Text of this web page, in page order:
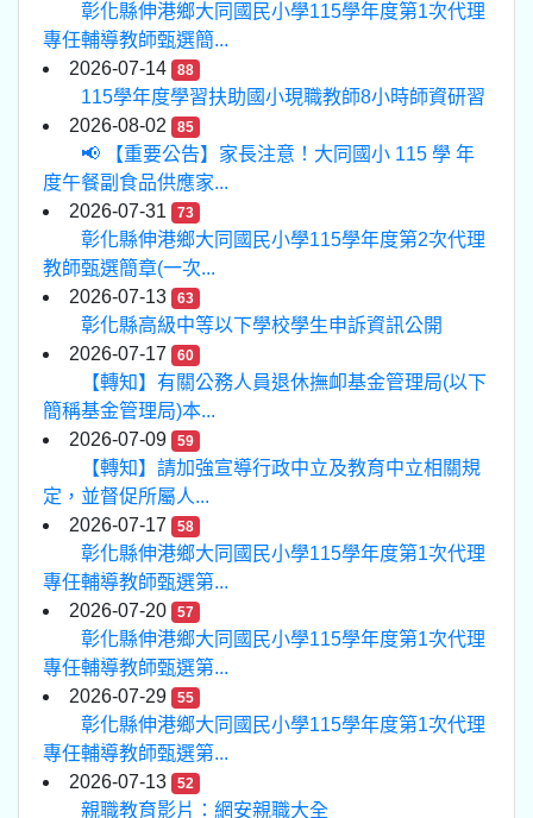
彰化縣伸港鄉大同國民小學115學年度第1次代理
專任輔導教師甄選簡...
2026-07-14
88
115學年度學習扶助國小現職教師8小時師資研習
2026-08-02
85
📢 【重要公告】家長注意！大同國小 115 學 年
度午餐副食品供應家...
2026-07-31
73
彰化縣伸港鄉大同國民小學115學年度第2次代理
教師甄選簡章(一次...
2026-07-13
63
彰化縣高級中等以下學校學生申訴資訊公開
2026-07-17
60
【轉知】有關公務人員退休撫卹基金管理局(以下
簡稱基金管理局)本...
2026-07-09
59
【轉知】請加強宣導行政中立及教育中立相關規
定，並督促所屬人...
2026-07-17
58
彰化縣伸港鄉大同國民小學115學年度第1次代理
專任輔導教師甄選第...
2026-07-20
57
彰化縣伸港鄉大同國民小學115學年度第1次代理
專任輔導教師甄選第...
2026-07-29
55
彰化縣伸港鄉大同國民小學115學年度第1次代理
專任輔導教師甄選第...
2026-07-13
52
親職教育影片：網安親職大全